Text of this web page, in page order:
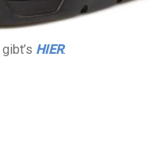
gibt’s HIER.